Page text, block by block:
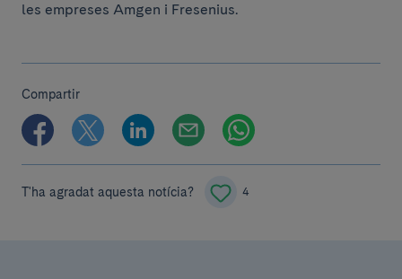
les empreses Amgen i Fresenius.
Compartir
T'ha agradat aquesta notícia? 4